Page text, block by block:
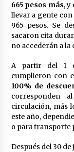
665 pesos más, y
llevar a gente
965 pesos. Se
sacaron cita
no accederán a
A partir del 1
cumplieron con
100% de
corresponden
circulación, más
este año,
o para transporte
Después del 30